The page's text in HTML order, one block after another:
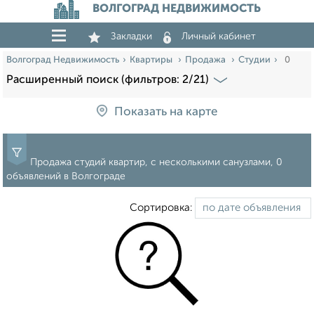
ВОЛГОГРАД НЕДВИЖИМОСТЬ
Закладки Личный кабинет
Волгоград Недвижимость Квартиры Продажа Студии 0
Расширенный поиск (фильтров: 2/21)
Показать на карте
Продажа студий квартир, с несколькими санузлами, 0
объявлений в Волгограде
Сортировка: